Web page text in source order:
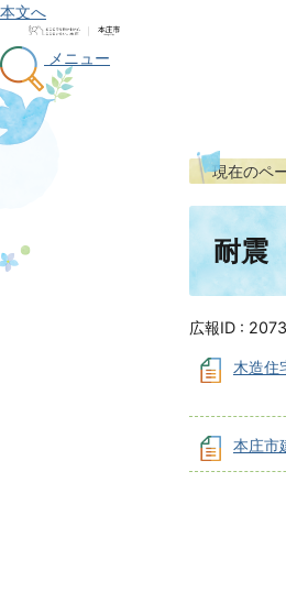
本文へ
メニュー
現在のペ
耐震
広報ID :
木造住
本庄市